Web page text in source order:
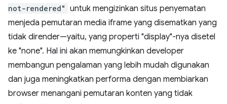
not-rendered" untuk mengizinkan situs penyematan
menjeda pemutaran media iframe yang disematkan yang
tidak dirender—yaitu, yang properti "display"-nya disetel
ke "none". Hal ini akan memungkinkan developer
membangun pengalaman yang lebih mudah digunakan
dan juga meningkatkan performa dengan membiarkan
browser menangani pemutaran konten yang tidak